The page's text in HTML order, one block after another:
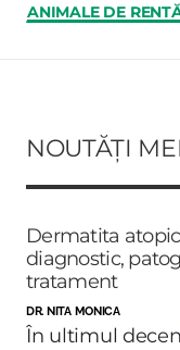
ANIMALE DE
NOUTĂȚI
Dermatita
diagnostic,
tratament
DR. NITA MONICA
În ultimul